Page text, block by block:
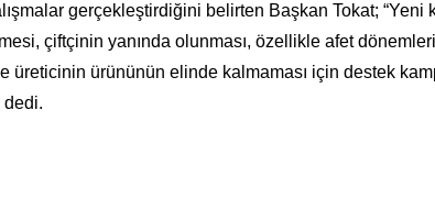
gerçekleştirdiğini belirten Başkan Tokat;
çiftçinin yanında olunması, özellikle afet
üreticinin ürününün elinde kalmaması için destek
dedi.